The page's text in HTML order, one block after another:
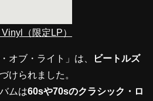
（限定LP）
オブ・ライト」は、
ビートルズ
けられました。
ムは60sや70sのクラシック・ロ